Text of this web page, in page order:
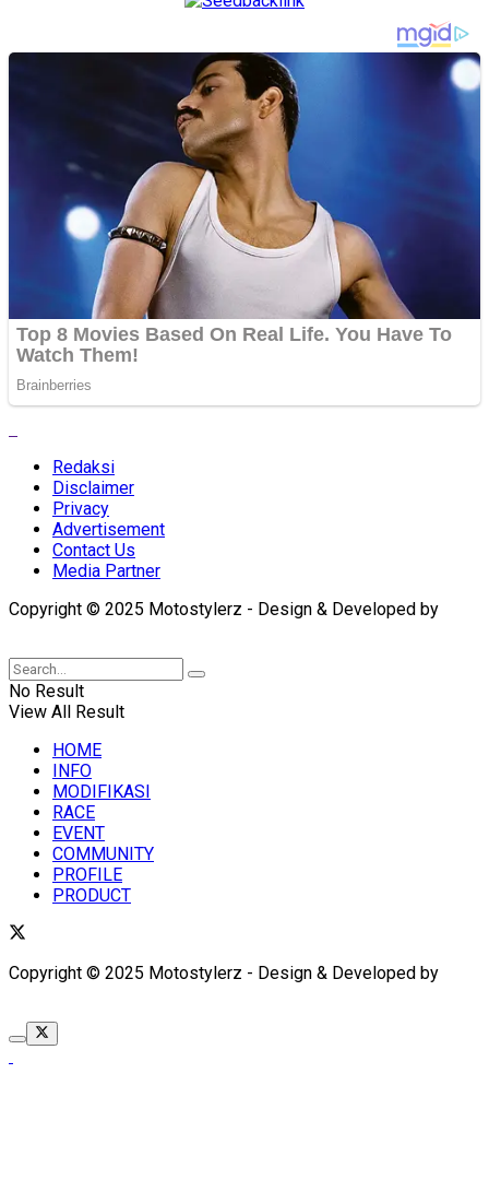
Redaksi
Disclaimer
Privacy
Advertisement
Contact Us
Media Partner
Copyright © 2025 Motostylerz - Design & Developed by
No Result
View All Result
HOME
INFO
MODIFIKASI
RACE
EVENT
COMMUNITY
PROFILE
PRODUCT
Copyright © 2025 Motostylerz - Design & Developed by